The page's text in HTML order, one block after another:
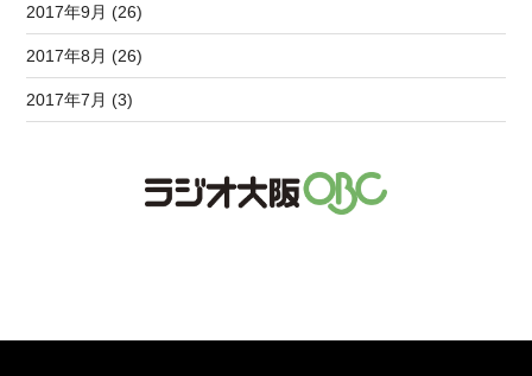
2017年9月 (26)
2017年8月 (26)
2017年7月 (3)